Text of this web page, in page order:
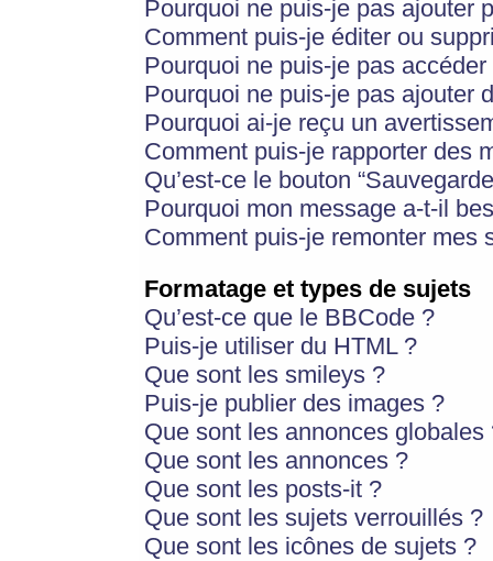
Pourquoi ne puis-je pas ajouter
Comment puis-je éditer ou
Pourquoi ne puis-je pas
Pourquoi ne puis-je pas ajouter
Pourquoi ai-je reçu un
Comment puis-je rapporter des
Qu’est-ce le bouton
Pourquoi mon message a-t-il
Comment puis-je remonter mes
Formatage et types de sujets
Qu’est-ce que le BBCode ?
Puis-je utiliser du HTML ?
Que sont les smileys ?
Puis-je publier des images ?
Que sont les annonces globales
Que sont les annonces ?
Que sont les posts-it ?
Que sont les sujets verrouillés ?
Que sont les icônes de sujets ?